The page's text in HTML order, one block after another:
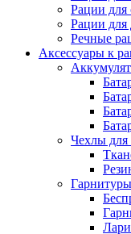
Рации для
Рации для
Речные
Аксессуары к
Чехлы для